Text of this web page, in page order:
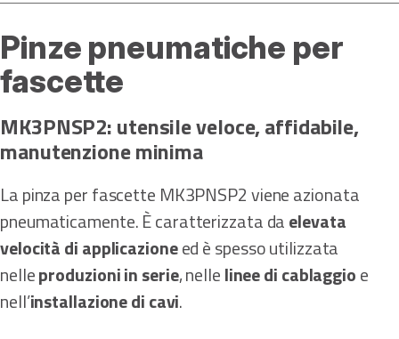
Pinze pneumatiche per
fascette
MK3PNSP2: utensile veloce, affidabile,
manutenzione minima
La pinza per fascette MK3PNSP2 viene azionata
pneumaticamente. È caratterizzata daelevata
velocità di applicazioneed è spesso utilizzata
nelleproduzioni in serie, nellelinee di cablaggioe
nell’installazione di cavi.